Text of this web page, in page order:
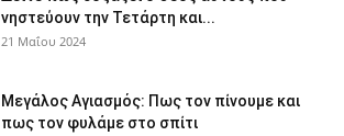
νηστεύουν την Τετάρτη και...
21 Μαΐου 2024
Μεγάλος Αγιασμός: Πως τον πίνουμε και
πως τον φυλάμε στο σπίτι